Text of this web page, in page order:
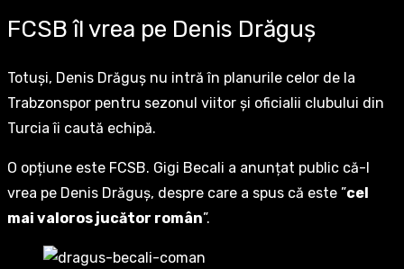
FCSB îl vrea pe Denis Drăguș
Totuși, Denis Drăguș nu intră în planurile celor de la
Trabzonspor pentru sezonul viitor și oficialii clubului din
Turcia îi caută echipă.
O opțiune este FCSB. Gigi Becali a anunțat public că-l
vrea pe Denis Drăguș, despre care a spus că este ”cel
mai valoros jucător român”.